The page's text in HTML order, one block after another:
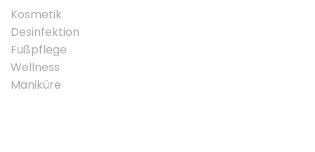
Kosmetik
Desinfektion
Fußpflege
Wellness
Maniküre